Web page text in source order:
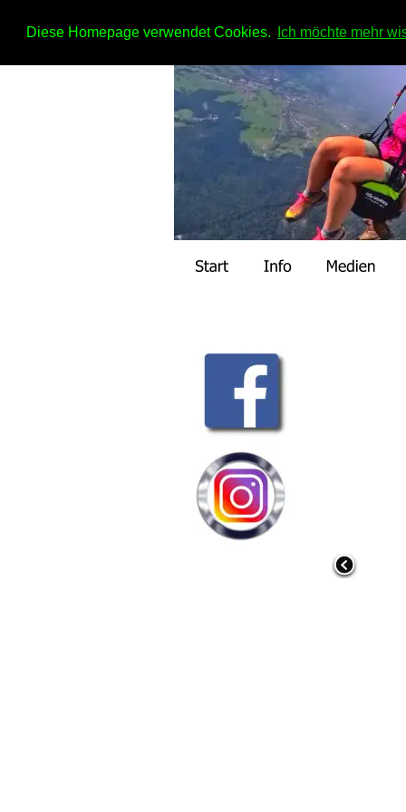
Diese Homepage verwendet Cookies. Ich möchte mehr